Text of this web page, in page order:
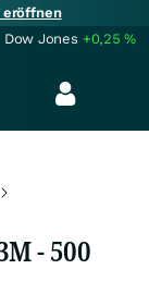
Dow Jones +0,25%
- 500